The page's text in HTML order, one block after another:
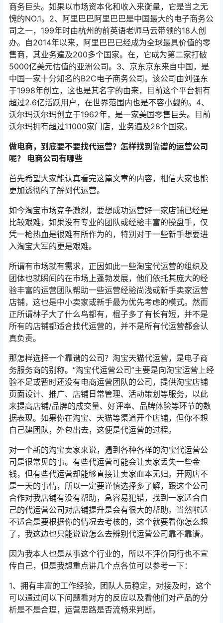
商务巨头。如果以市场资本化和收入来衡量，它是当之无
愧的NO.1。2、阿里巴巴阿里巴巴是中国最大的电子商务公
司之一，199年时由杭州的前英语老师马云带领的18人创
办。自2014年以来，阿里巴巴已经成为全球最具价值的零
售商，其业务遍及200多个国家。在，它成为第二家打破
5000亿美元估值的亚洲公司。3、京东京东来自中国，是
中国一家十分知名的B2C电子商务公司。该公司由刘强东
于1998年创立，这也是其名字的由来，目前这个平台拥有
超过2.6亿活跃用户，在世界范围内也是不容小觑的。4、
沃尔玛沃尔玛创立于1962年，是一家美国零售巨头。目前
沃尔玛拥有超过11000家门店，业务遍及28个国家。
做电商，到底要不要找代运营？怎样找到靠谱的运营公司
呢？ 电商公司有哪些
首先希望大家能认真看完这篇文章的内容，相信大家也能
更加透彻的了解到代运营。
如今淘宝市场竞争激烈，要想成功运营好一家店铺已经是
比较艰难，如果没有专业的团队或经验丰富的操盘手，仅
凭一枪热血是很难有所作为的，特别对于一些新手想要进
入淘宝大军的更是艰难。
所谓有市场就有需求，正因如此一些淘宝代运营的组织及
团体也就瞬间的在市场上蓬勃发展，他们依托其庞大的经
验丰富的运营团队帮助一些运营经验尚浅或新手卖家运营
店铺，这也是中小卖家或新手最为优先考虑的模式。然而
正所谓林子大了什么鸟都有，棍子多了有长有短，并不是
所有的店铺都适合找代运营的，并不是所有代运营都会认
真负责。
那怎样选择一个靠谱的公司？淘宝天猫代运营，是电子商
务服务商的别称。“淘宝代运营公司”主要是向淘宝运营上经
验不足或暂时还没有电商运营团队的公司，提供淘宝店铺
页面设计、推广、店铺日常管理、活动策划等服务，以此
来提高店铺/品牌的成交量、好评率、品牌体验等环节的数
据表现。如果你在淘宝、天猫等渠道开个店铺，但你不想
自己建团队，外包出去，这便是代运营的过程。
对一个新的淘宝卖家来说，遇到各种各样的淘宝代运营公
司是很常见的事。有些代运营可能会让卖家丢失一些金
钱，但有些代运营却能够直接让卖家血本无归。开网店不
是一天的事情，所以一定要谨慎选择多了解，跟这个公司
合作对我店铺有没有帮助，急容易犯错，找到一家适合自
己的代运营公司对店铺提升是会有很大的帮助。当然啦适
不适合是要根据你的情况去考核的，这个就要看你怎么想
了，我这边也只能说说怎么去辨别代运营公司靠不靠谱。
因为我本人也是从事这个行业的，所以不评价同行也不宣
传自己，但是我想重点讲几个点各位可以参考一下：
1、拥有丰富的工作经验，团队人员稳定，对接及时，这个
可以通过问以下问题看对方的反应以及看他们对产品的分
析是不是合理，运营思路是否流畅来判断。